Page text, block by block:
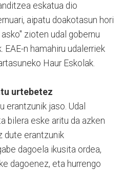
eskatua dio
aipatu doakotasun hori
zioten udal gobernu
EAE-n hamahiru udalerriek
Haur Eskolak.
urtebetez
erantzunik jaso. Udal
bilera eske aritu da azken
dute erantzunik
dagoela ikusita ordea,
dagoenez, eta hurrengo